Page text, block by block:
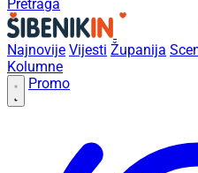
Pretraga
Najnovije Vijesti Županija
Kolumne
Promo